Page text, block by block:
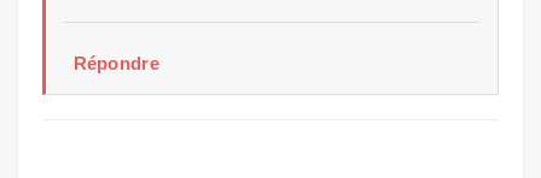
Répondre